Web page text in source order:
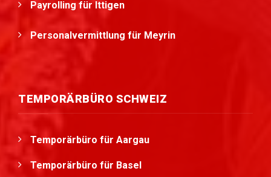
Payrolling für Ittigen
Personalvermittlung für Meyrin
TEMPORÄRBÜRO SCHWEIZ
Temporärbüro für Aargau
Temporärbüro für Basel